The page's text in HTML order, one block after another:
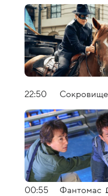
22:50 Сокровище
00:55 Фантомас